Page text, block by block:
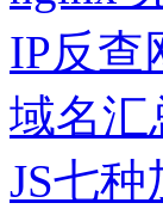
IP反查
域名汇
JS七